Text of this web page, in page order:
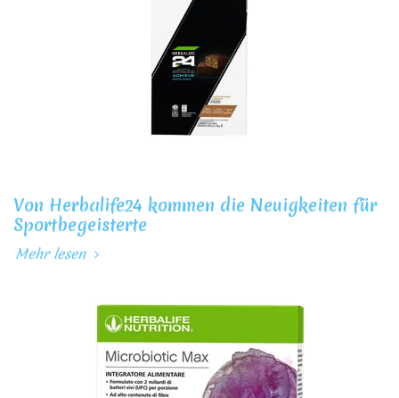
Von Herbalife24 kommen die Neuigkeiten für
Sportbegeisterte
Mehr lesen